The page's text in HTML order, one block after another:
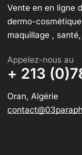
Vente en en ligne
dermo-
maquillage ,
Appelez-nous au
+ 213
Oran, Algérie